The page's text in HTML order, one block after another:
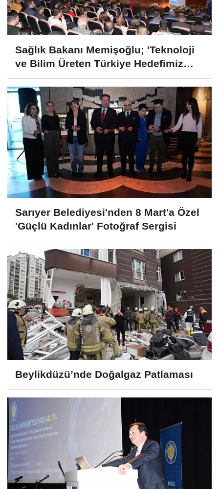
Sağlık Bakanı Memişoğlu; 'Teknoloji
ve Bilim Üreten Türkiye Hedefimiz
Var'
Sarıyer Belediyesi'nden 8 Mart'a Özel
'Güçlü Kadınlar' Fotoğraf Sergisi
Beylikdüzü’nde Doğalgaz Patlaması